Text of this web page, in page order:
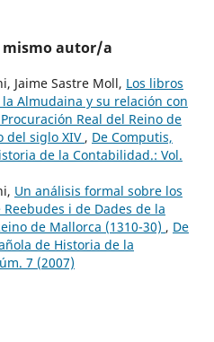
mismo autor/a
Jaime Sastre Moll, Los libros
Almudaina y su relación con
Real del Reino de
del siglo XIV , De Computis,
de la Contabilidad.: Vol.
Un análisis formal sobre los
i de Dades de la
de Mallorca (1310-30) , De
de Historia de la
7 (2007)